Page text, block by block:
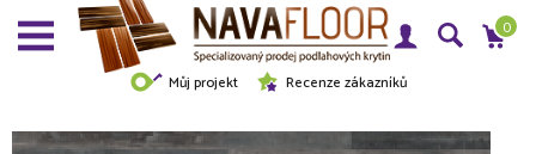
Můj projekt Recenze zákazníků
0